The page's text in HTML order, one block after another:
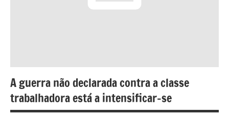
A guerra não declarada contra a classe
trabalhadora está a intensificar-se